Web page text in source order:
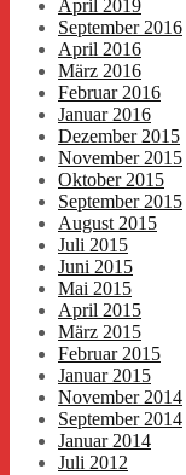
April 2019
September 2016
April 2016
März 2016
Februar 2016
Januar 2016
Dezember 2015
November 2015
Oktober 2015
September 2015
August 2015
Juli 2015
Juni 2015
Mai 2015
April 2015
März 2015
Februar 2015
Januar 2015
November 2014
September 2014
Januar 2014
Juli 2012